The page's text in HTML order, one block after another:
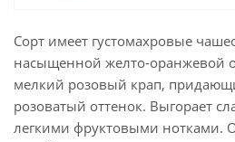
Сорт имеет густомахровые
насыщенной желто-оранжевой
мелкий розовый крап,
розоватый оттенок. Выгорает
легкими фруктовыми нотками.